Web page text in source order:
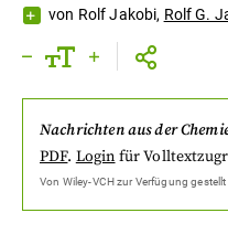
von Rolf Jakobi, Rolf G.
Nachrichten aus der
PDF. Login für
Von Wiley-VCHzur Verfügung gestellt